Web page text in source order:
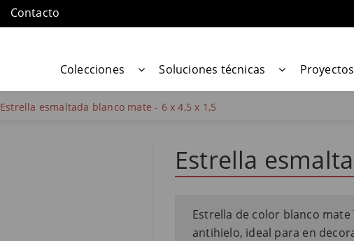
Contacto
Colecciones Soluciones técnicas Proyectos
Estrella esmaltada blanco mate - 6 x 4,5 x 1,5
Estrella
Estrella de color blanco
antihielo, ideal para en